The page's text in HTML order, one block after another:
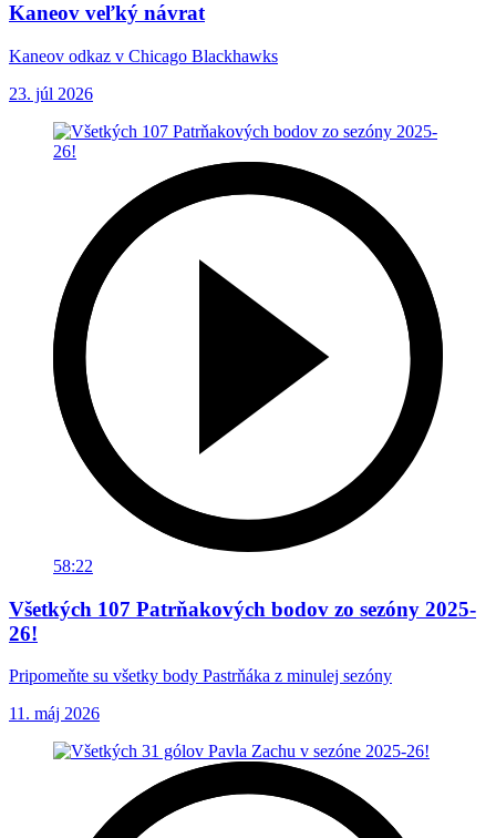
Kaneov veľký návrat
Kaneov odkaz v Chicago Blackhawks
23. júl 2026
58:22
Všetkých 107 Patrňakových bodov zo sezóny 2025-
26!
Pripomeňte su všetky body Pastrňáka z minulej sezóny
11. máj 2026